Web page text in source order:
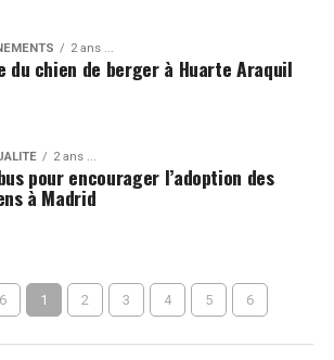
2 ans ...
du chien de berger à Huarte Araquil
2 ans ...
pour encourager l’adoption des
à Madrid
1 2 3 4 5 6